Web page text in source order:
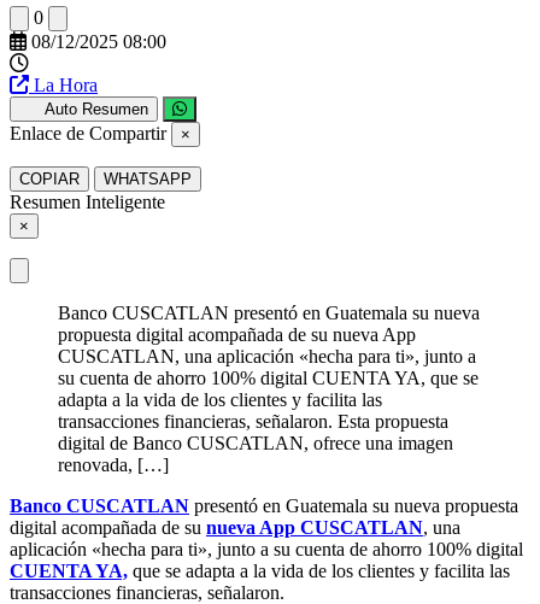
0
08/12/2025 08:00
La Hora
Auto Resumen
Enlace de Compartir ×
COPIAR WHATSAPP
Resumen Inteligente
×
Banco CUSCATLAN presentó en Guatemala su nueva
propuesta digital acompañada de su nueva App
CUSCATLAN, una aplicación «hecha para ti», junto a
su cuenta de ahorro 100% digital CUENTA YA, que se
adapta a la vida de los clientes y facilita las
transacciones financieras, señalaron. Esta propuesta
digital de Banco CUSCATLAN, ofrece una imagen
renovada, […]
Banco CUSCATLAN presentó en Guatemala su nueva propuesta
digital acompañada de su nueva App CUSCATLAN, una
aplicación «hecha para ti», junto a su cuenta de ahorro 100% digital
CUENTA YA, que se adapta a la vida de los clientes y facilita las
transacciones financieras, señalaron.